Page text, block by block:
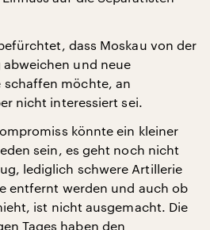
dass Moskau von der
und neue
möchte, an
nicht interessiert sei.
könnte ein kleiner
sein, es geht noch nicht
lediglich schwere Artillerie
entfernt werden und auch ob
ist nicht ausgemacht. Die
Tages haben den